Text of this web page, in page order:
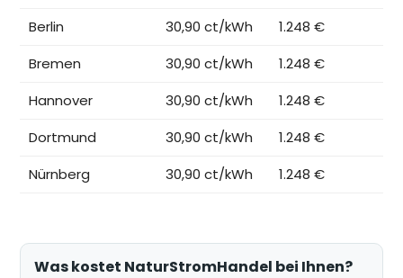
Berlin
30,90 ct/kWh
1.248 €
Bremen
30,90 ct/kWh
1.248 €
Hannover
30,90 ct/kWh
1.248 €
Dortmund
30,90 ct/kWh
1.248 €
Nürnberg
30,90 ct/kWh 1.248 €
Was kostet NaturStromHandel bei Ihnen?